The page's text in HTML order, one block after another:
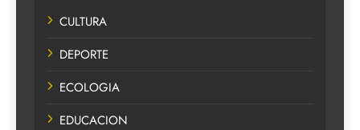
CULTURA
DEPORTE
ECOLOGIA
EDUCACION